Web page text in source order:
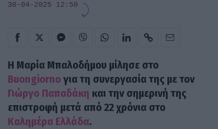
30-04-2025 12:50
Η Μαρία Μπαλοδήμου μίλησε στο
Buongiorno για τη συνεργασία της με τον
Γιώργο Παπαδάκη και την σημερινή της
επιστροφή μετά από 22 χρόνια στο
Καλημέρα Ελλάδα.